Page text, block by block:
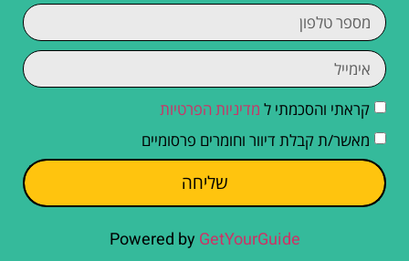
קראתי והסכמתי ל מדיניות הפרטיות
מאשר/ת קבלת דיוור וחומרים פרסומיים
שליחה
Powered by GetYourGuide